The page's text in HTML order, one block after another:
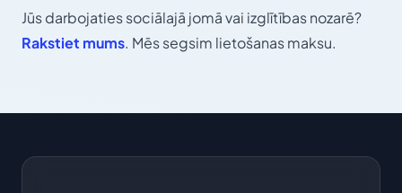
Jūs darbojaties sociālajā jomā vai izglītības nozarē?
Rakstiet mums. Mēs segsim lietošanas maksu.